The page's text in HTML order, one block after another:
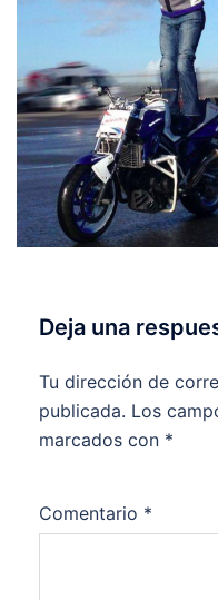
Deja una
Tu dirección de
publicada. Los
marcados con *
Comentario *